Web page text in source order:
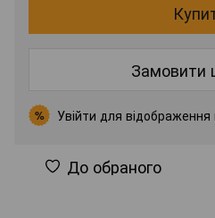
Замовити
% Увійти для відображення
До обраного